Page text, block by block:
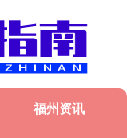
福州资讯